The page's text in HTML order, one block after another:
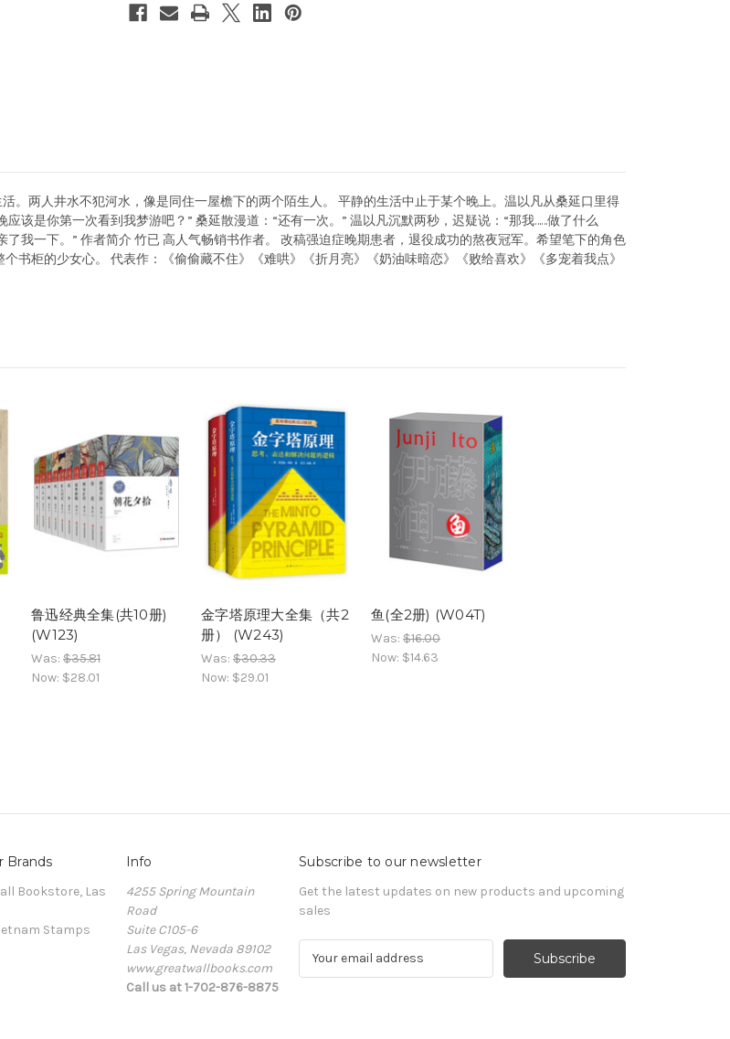
。两人井水不犯河水，像是同住一屋檐下的两个陌生人。 平静的生活中止于某个晚上。温以凡从桑延口里得
该是你第一次看到我梦游吧？” 桑延散漫道：“还有一次。” 温以凡沉默两秒，迟疑说：“那我……做了什么
了我一下。” 作者简介 竹已 高人气畅销书作者。 改稿强迫症晚期患者，退役成功的熬夜冠军。希望笔下的角色
书柜的少女心。 代表作：《偷偷藏不住》《难哄》《折月亮》《奶油味暗恋》《败给喜欢》《多宠着我点》
鲁迅经典全集(共10册)
(W123)
Was: $35.81
Now: $28.01
金字塔原理大全集（共2
册） (W243)
Was: $30.33
Now: $29.01
鱼(全2册) (W04T)
Was: $16.00
Now: $14.63
Brands
Bookstore, Las
Stamps
Info
4255 Spring Mountain
Road
Suite C105-6
Las Vegas, Nevada 89102
www.greatwallbooks.com
Call us at 1-702-876-8875
Subscribe to our newsletter
Get the latest updates on new products and upcoming
sales